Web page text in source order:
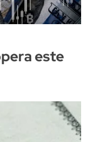
este